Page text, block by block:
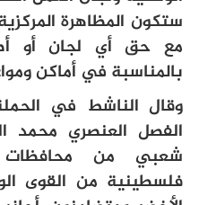
ستكون المظاهرة
مع حق أي لجان أو
بالمناسبة في أماكن
وقال الناشط في
الفصل العنصري محمد
شعبي من محافظات
فلسطينية من القوى